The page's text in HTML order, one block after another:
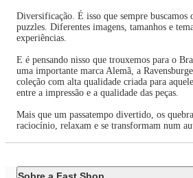
Diversificação. É isso que sempre buscamos
puzzles. Diferentes imagens, tamanhos e
experiências.
E é pensando nisso que trouxemos para o
uma importante marca Alemã, a
coleção com alta qualidade criada para
entre a impressão e a qualidade das peças.
Mais que um passatempo divertido, os
raciocínio, relaxam e se transformam num